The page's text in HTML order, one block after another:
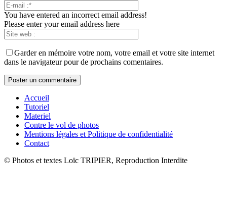
You have entered an incorrect email address!
Please enter your email address here
Garder en mémoire votre nom, votre email et votre site internet
dans le navigateur pour de prochains comentaires.
Accueil
Tutoriel
Materiel
Contre le vol de photos
Mentions légales et Politique de confidentialité
Contact
© Photos et textes Loïc TRIPIER, Reproduction Interdite